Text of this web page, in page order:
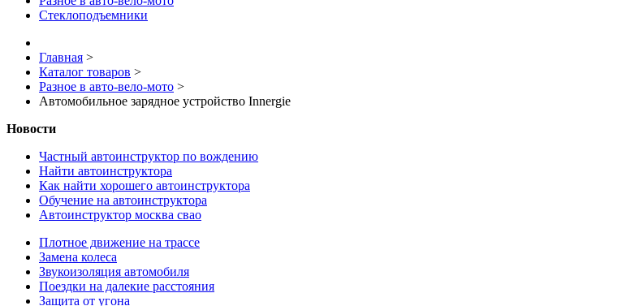
Стеклоподъемники
Главная >
Каталог товаров >
Разное в авто-вело-мото >
Автомобильное зарядное устройство Innergie
Новости
Частный автоинструктор по вождению
Найти автоинструктора
Как найти хорошего автоинструктора
Обучение на автоинструктора
Автоинструктор москва свао
Плотное движение на трассе
Замена колеса
Звукоизоляция автомобиля
Поездки на далекие расстояния
Защита от угона